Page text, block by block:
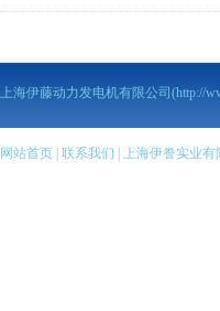
上海伊藤动力发电机有限公司(http://
网站首页 联系我们 | 上海伊誊实业